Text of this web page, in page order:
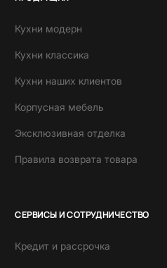
Кухни модерн
Кухни классика
Кухни наших клиентов
Корпусная мебель
Эксклюзивная отделка
Правила возврата товара
СЕРВИСЫ И СОТРУДНИЧЕСТВО
Кредит и рассрочка